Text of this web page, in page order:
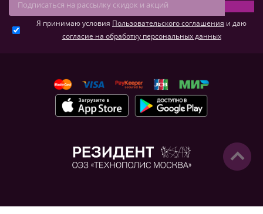
Я принимаю условия Пользовательского соглашения и даю
согласие на обработку персональных данных